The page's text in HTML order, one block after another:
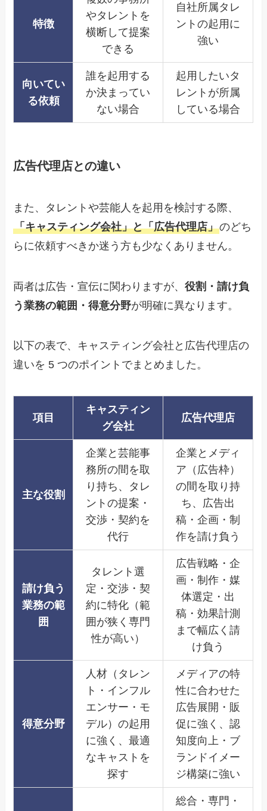
特徴
やタレントを
横断して提案
できる
自社所属タレ
ントの起用に
強い
向いてい
る依頼
誰を起用する
か決まってい
ない場合
起用したいタ
レントが所属
している場合
広告代理店との違い
また、タレントや芸能人を起用を検討する際、
「キャスティング会社」と「広告代理店」のどち
らに依頼すべきか迷う方も少なくありません。
両者は広告・宣伝に関わりますが、役割・請け負
う業務の範囲・得意分野が明確に異なります。
以下の表で、キャスティング会社と広告代理店の
違いを 5 つのポイントでまとめました。
項目
キャスティン
グ会社
広告代理店
主な役割
企業と芸能事
務所の間を取
り持ち、タレ
ントの提案・
交渉・契約を
代行
企業とメディ
ア（広告枠）
の間を取り持
ち、広告出
稿・企画・制
作を請け負う
請け負う
業務の範
囲
タレント選
定・交渉・契
約に特化（範
囲が狭く専門
性が高い）
広告戦略・企
画・制作・媒
体選定・出
稿・効果計測
まで幅広く請
け負う
得意分野
人材（タレン
ト・インフル
エンサー・モ
デル）の起用
に強く、最適
なキャストを
探す
メディアの特
性に合わせた
広告展開・販
促に強く、認
知度向上・ブ
ランドイメー
ジ構築に強い
総合・専門・